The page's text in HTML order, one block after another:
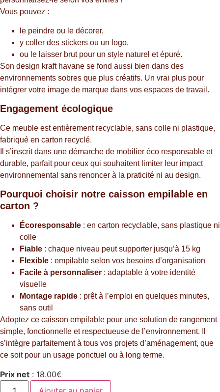
Vous pouvez :
le peindre ou le décorer,
y coller des stickers ou un logo,
ou le laisser brut pour un style naturel et épuré.
Son design kraft havane se fond aussi bien dans des
environnements sobres que plus créatifs. Un vrai plus pour
intégrer votre image de marque dans vos espaces de travail.
Engagement écologique
Ce meuble est entièrement recyclable, sans colle ni plastique,
fabriqué en carton recyclé.
Il s’inscrit dans une démarche de mobilier éco responsable et
durable, parfait pour ceux qui souhaitent limiter leur impact
environnemental sans renoncer à la praticité ni au design.
Pourquoi choisir notre caisson empilable en
carton ?
Écoresponsable : en carton recyclable, sans plastique ni
colle
Fiable : chaque niveau peut supporter jusqu’à 15 kg
Flexible : empilable selon vos besoins d’organisation
Facile à personnaliser : adaptable à votre identité
visuelle
Montage rapide : prêt à l’emploi en quelques minutes,
sans outil
Adoptez ce caisson empilable pour une solution de rangement
simple, fonctionnelle et respectueuse de l’environnement. Il
s’intègre parfaitement à tous vos projets d’aménagement, que
ce soit pour un usage ponctuel ou à long terme.
Prix net : 18.00€